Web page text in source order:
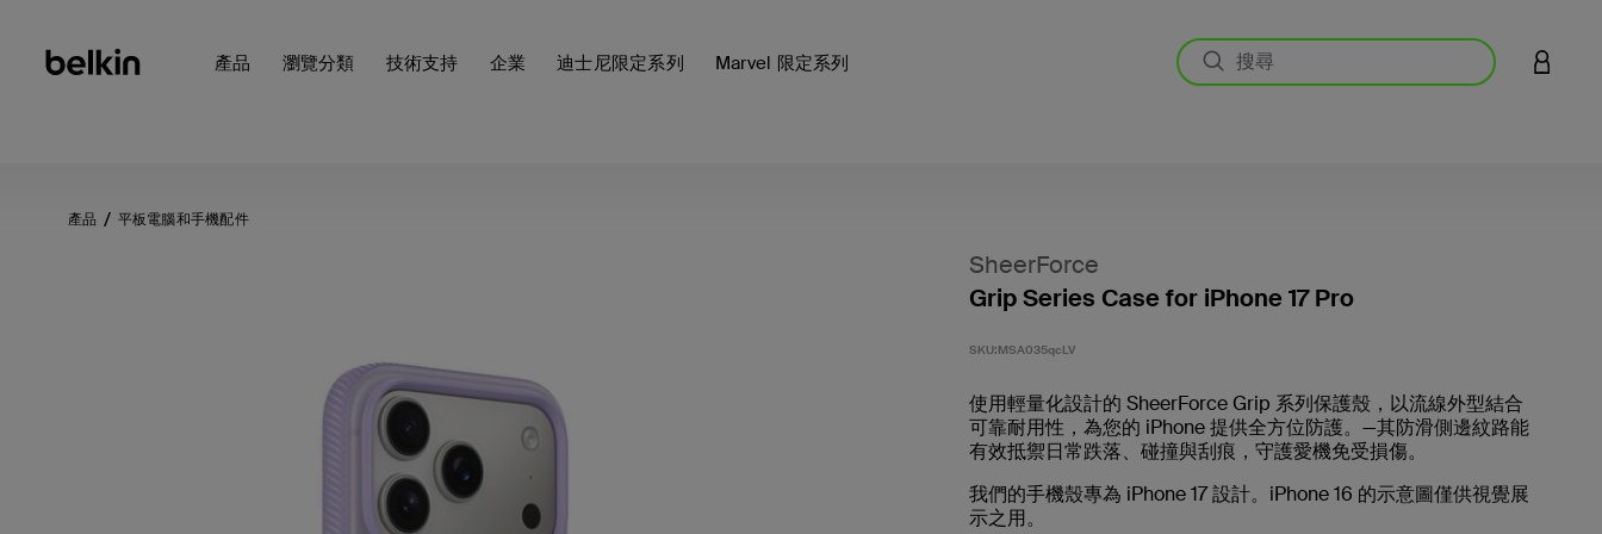
產品 瀏覽分類 技術支持 企業 迪士尼限定系列 Marvel 限定系列 登入您
產品 平板電腦和手機配件
SheerForce
Grip Series Case for iPhone 17 Pro
SKU:MSA035qcLV
使用輕量化設計的 SheerForce Grip 系列保護殼，以流線外型結合
可靠耐用性，為您的 iPhone 提供全方位防護。—其防滑側邊紋路能
有效抵禦日常跌落、碰撞與刮痕，守護愛機免受損傷。
我們的手機殼專為 iPhone 17 設計。iPhone 16 的示意圖僅供視覺展
示之用。